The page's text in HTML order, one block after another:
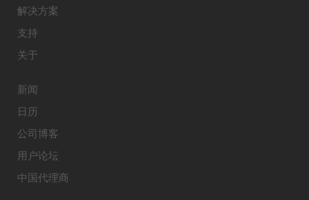
解决方案
支持
关于
新闻
日历
公司博客
用户论坛
中国代理商